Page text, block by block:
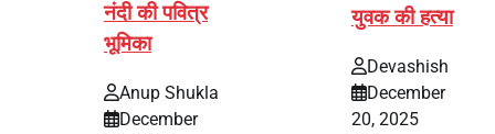
नंदी की पवित्र
भूमिका
Anup Shukla
December
युवक की हत्या
Devashish
December
20, 2025